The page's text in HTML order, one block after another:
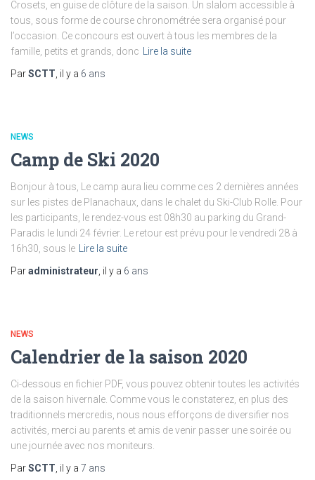
Crosets, en guise de clôture de la saison. Un slalom accessible à
tous, sous forme de course chronométrée sera organisé pour
l’occasion. Ce concours est ouvert à tous les membres de la
famille, petits et grands, donc
Lire la suite
ParSCTT , il y a 6 ans
NEWS
Camp de Ski 2020
Bonjour à tous, Le camp aura lieu comme ces 2 dernières années
sur les pistes de Planachaux, dans le chalet du Ski-Club Rolle. Pour
les participants, le rendez-vous est 08h30 au parking du Grand-
Paradis le lundi 24 février. Le retour est prévu pour le vendredi 28 à
16h30, sous le
Lire la suite
Paradministrateur , il y a 6 ans
NEWS
Calendrier de la saison 2020
Ci-dessous en fichier PDF, vous pouvez obtenir toutes les activités
de la saison hivernale. Comme vous le constaterez, en plus des
traditionnels mercredis, nous nous efforçons de diversifier nos
activités, merci au parents et amis de venir passer une soirée ou
une journée avec nos moniteurs.
ParSCTT , il y a 7 ans